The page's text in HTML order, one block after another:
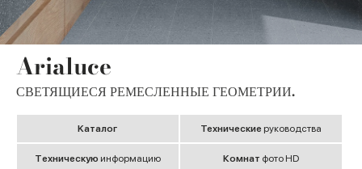
Arialuce
СВЕТЯЩИЕСЯ РЕМЕСЛЕННЫЕ ГЕОМЕТРИИ.
Kаталог Технические руководства
Tехническую информацию Комнат фото HD